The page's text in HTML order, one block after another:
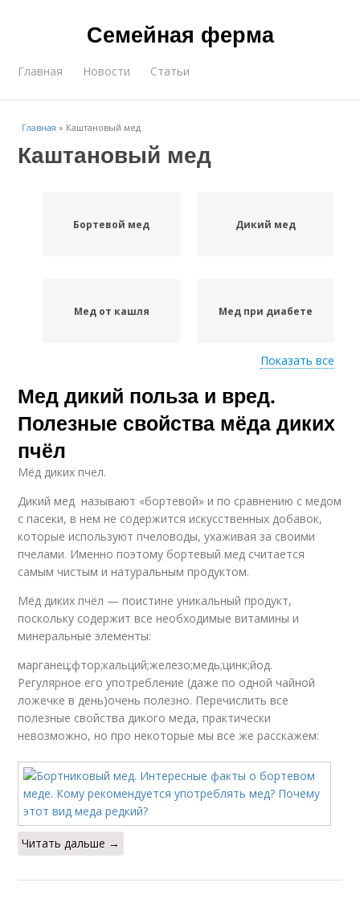
Семейная ферма
Главная Новости Статьи
Главная » Каштановый мед
Каштановый мед
Бортевой мед Дикий мед
Мед от кашля Мед при диабете
Донниковый мед
Показать все
Мед дикий польза и вред.
Полезные свойства мёда диких
пчёл
Мёд диких пчел.
Дикий мед называют «бортевой» и по сравнению с медом
с пасеки, в нем не содержится искусственных добавок,
которые используют пчеловоды, ухаживая за своими
пчелами. Именно поэтому бортевый мед считается
самым чистым и натуральным продуктом.
Мёд диких пчёл — поистине уникальный продукт,
поскольку содержит все необходимые витамины и
минеральные элементы:
марганец;фтор;кальций;железо;медь;цинк;йод.
Регулярное его употребление (даже по одной чайной
ложечке в день)очень полезно. Перечислить все
полезные свойства дикого меда, практически
невозможно, но про некоторые мы все же расскажем:
Читать дальше →